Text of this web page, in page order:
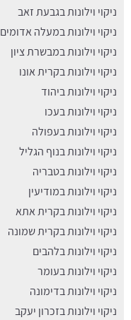
ניקוי וילונות בגבעת זאב
ניקוי וילונות במעלה אדומים
ניקוי וילונות במבשרת ציון
ניקוי וילונות בקרית אונו
ניקוי וילונות ביהוד
ניקוי וילונות בעכו
ניקוי וילונות בעפולה
ניקוי וילונות בנוף הגליל
ניקוי וילונות בטבריה
ניקוי וילונות במודיעין
ניקוי וילונות בקרית אתא
ניקוי וילונות בקרית שמונה
ניקוי וילונות בלהבים
ניקוי וילונות בעומר
ניקוי וילונות בדימונה
ניקוי וילונות בזכרון יעקב